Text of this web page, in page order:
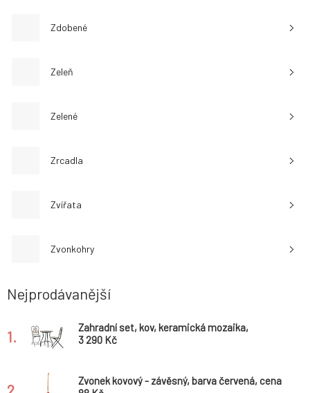
Zdobené
Zeleň
Zelené
Zrcadla
Zvířata
Zvonkohry
Nejprodávanější
1.
Zahradní set, kov, keramická mozaika,
US1600 SET
3 290 Kč
Zvonek kovový - závěsný, barva červená, cena